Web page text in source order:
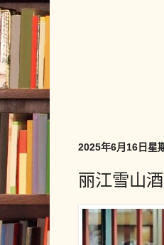
2025年6月16日星
丽江雪山